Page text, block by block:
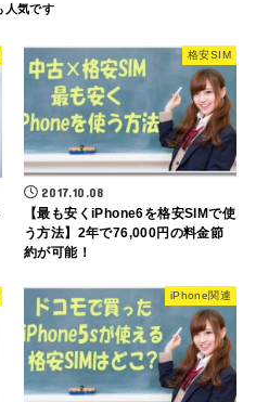
格安SIM
2017.10.08
【最も安くiPhone6を格安SIMで使
う方法】2年で76,000円の料金節
約が可能！
iPhone関連